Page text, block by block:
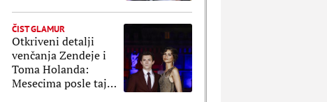
ČIST GLAMUR
Otkriveni detalji
venčanja Zendeje i
Toma Holanda:
Mesecima posle tajne